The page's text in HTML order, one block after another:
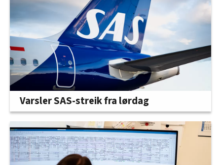
Varsler SAS-streik fra lørdag